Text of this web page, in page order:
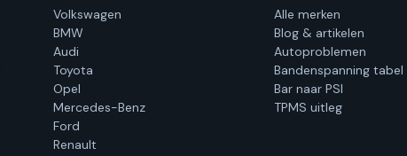
Volkswagen
BMW
Audi
Toyota
Opel
Mercedes-Benz
Ford
Renault
Alle merken
Blog & artikelen
Autoproblemen
Bandenspanning tabel
Bar naar PSI
TPMS uitleg